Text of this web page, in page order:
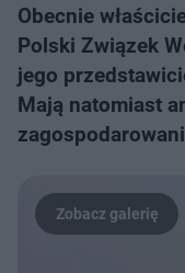
Obecnie
Polski Związek
jego
Mają natomiast